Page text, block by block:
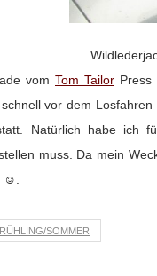
vom Tom Tailor Press
vor dem
Natürlich habe ich
muss. Da mein
☺.
SOMMER